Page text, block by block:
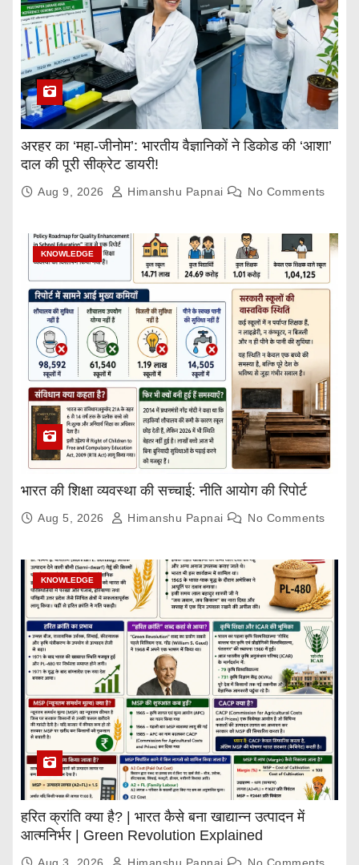
अरहर का ‘महा-जीनोम’: भारतीय वैज्ञानिकों ने डिकोड की ‘आशा’
दाल की पूरी सीक्रेट डायरी!
Aug 9, 2026 Himanshu Papnai No Comments
KNOWLEDGE
भारत की शिक्षा व्यवस्था की सच्चाई: नीति आयोग की रिपोर्ट
Aug 5, 2026 Himanshu Papnai No Comments
KNOWLEDGE
हरित क्रांति क्या है? | भारत कैसे बना खाद्यान्न उत्पादन में
आत्मनिर्भर | Green Revolution Explained